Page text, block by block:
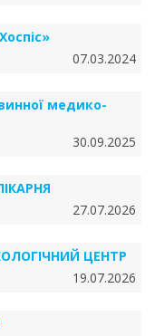
07.03.2024
медико-
30.09.2025
27.07.2026
ЦЕНТР
19.07.2026